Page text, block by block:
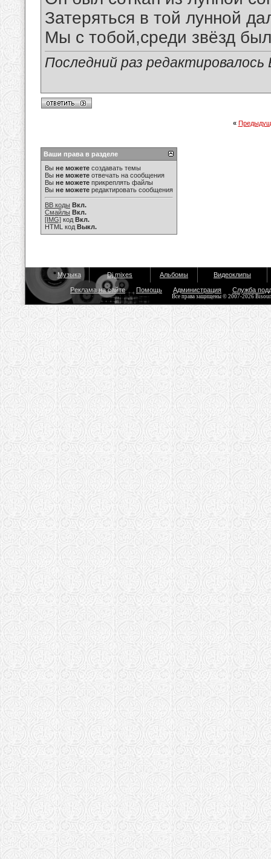
Затеряться в той лунной
Мы с тобой,среди звёзд
Последний раз
«
Ваши права в разделе
Вы не можете создавать темы
Вы не можете отвечать на сообщения
Вы не можете прикреплять файлы
Вы не можете редактировать сообщения
BB коды Вкл.
Смайлы Вкл.
[IMG] код Вкл.
HTML код Выкл.
Музыка Dj mixes Альбомы Видеоклипы
Реклама на сайте Помощь Администрация Служба
Все права защищены © 2007-2026